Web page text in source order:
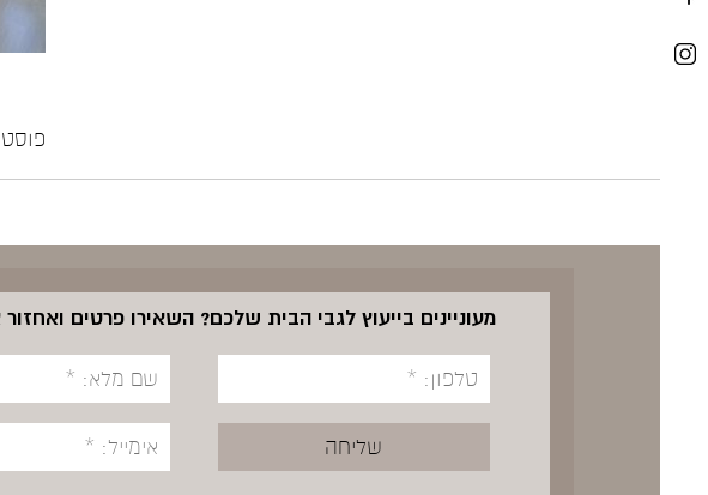
מעוניינים בייעוץ לגבי הבית שלכם? השאירו פרטים